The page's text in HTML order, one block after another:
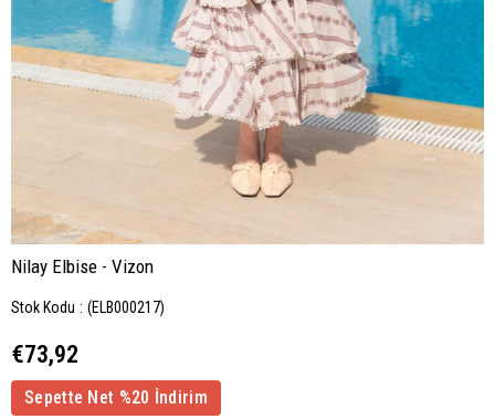
Nilay Elbise - Vizon
Stok Kodu (ELB000217)
€73,92
Sepette Net %20 İndirim